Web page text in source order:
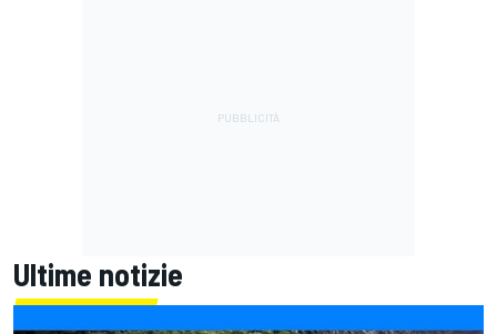
Ultime notizie